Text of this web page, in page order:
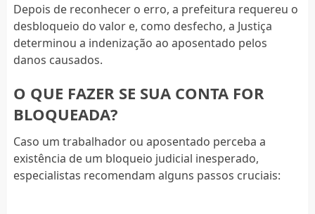
Depois de reconhecer o erro, a prefeitura requereu o
desbloqueio do valor e, como desfecho, a Justiça
determinou a indenização ao aposentado pelos
danos causados.
O QUE FAZER SE SUA CONTA FOR
BLOQUEADA?
Caso um trabalhador ou aposentado perceba a
existência de um bloqueio judicial inesperado,
especialistas recomendam alguns passos cruciais: